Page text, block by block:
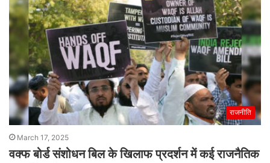
राजनीति
March 17, 2025
वक्फ बोर्ड संशोधन बिल के खिलाफ प्रदर्शन में कई राजनैतिक